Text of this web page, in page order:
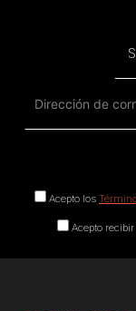
Acepto los
Acepto